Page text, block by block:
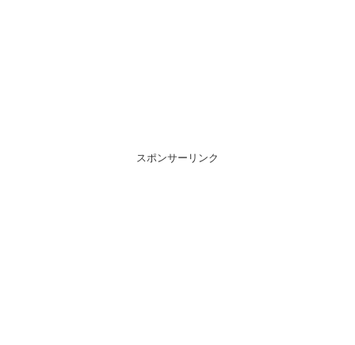
スポンサーリンク